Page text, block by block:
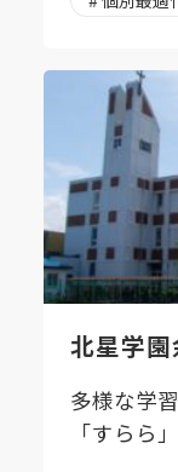
北星学
多様な学
「すらら